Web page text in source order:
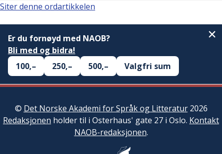
Siter denne ordartikkelen
Er du fornøyd med NAOB?
Bli med og bidra!
100,–
250,– 500,– Valgfri sum
© Det Norske Akademi for Språk og Litteratur2026
Redaksjonen holder til i Osterhaus' gate 27 i Oslo. Kontakt
NAOB-redaksjonen.